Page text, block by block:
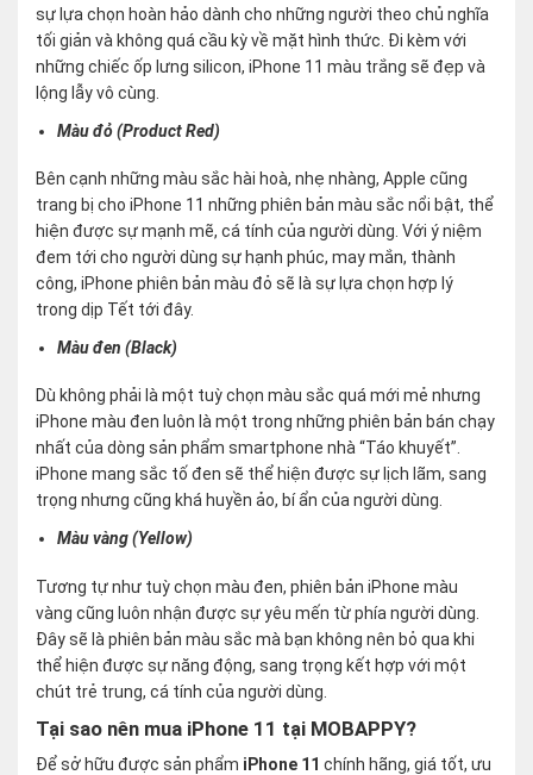
sự lựa chọn hoàn hảo dành cho những người theo chủ nghĩa
tối giản và không quá cầu kỳ về mặt hình thức. Đi kèm với
những chiếc ốp lưng silicon, iPhone 11 màu trắng sẽ đẹp và
lộng lẫy vô cùng.
Màu đỏ (Product Red)
Bên cạnh những màu sắc hài hoà, nhẹ nhàng, Apple cũng
trang bị cho iPhone 11 những phiên bản màu sắc nổi bật, thể
hiện được sự mạnh mẽ, cá tính của người dùng. Với ý niệm
đem tới cho người dùng sự hạnh phúc, may mắn, thành
công, iPhone phiên bản màu đỏ sẽ là sự lựa chọn hợp lý
trong dịp Tết tới đây.
Màu đen (Black)
Dù không phải là một tuỳ chọn màu sắc quá mới mẻ nhưng
iPhone màu đen luôn là một trong những phiên bản bán chạy
nhất của dòng sản phẩm smartphone nhà “Táo khuyết”.
iPhone mang sắc tố đen sẽ thể hiện được sự lịch lãm, sang
trọng nhưng cũng khá huyền ảo, bí ẩn của người dùng.
Màu vàng (Yellow)
Tương tự như tuỳ chọn màu đen, phiên bản iPhone màu
vàng cũng luôn nhận được sự yêu mến từ phía người dùng.
Đây sẽ là phiên bản màu sắc mà bạn không nên bỏ qua khi
thể hiện được sự năng động, sang trọng kết hợp với một
chút trẻ trung, cá tính của người dùng.
Tại sao nên mua iPhone 11 tại MOBAPPY?
Để sở hữu được sản phẩm iPhone 11 chính hãng, giá tốt, ưu